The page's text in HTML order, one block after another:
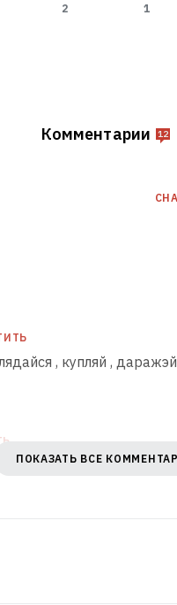
2 1
Комментарии 12
, купляй ,
якой мове?
ПОКАЗАТЬ ВСЕ